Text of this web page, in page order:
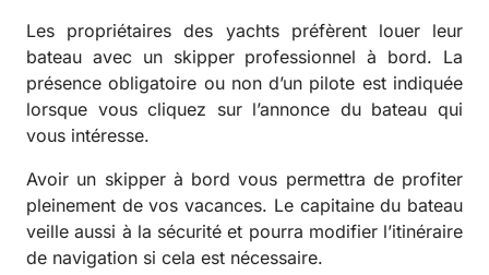
Les propriétaires des yachts préfèrent louer leur
bateau avec un skipper professionnel à bord. La
présence obligatoire ou non d’un pilote est indiquée
lorsque vous cliquez sur l’annonce du bateau qui
vous intéresse.
Avoir un skipper à bord vous permettra de profiter
pleinement de vos vacances. Le capitaine du bateau
veille aussi à la sécurité et pourra modifier l’itinéraire
de navigation si cela est nécessaire.